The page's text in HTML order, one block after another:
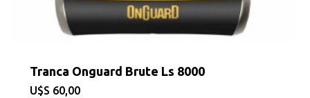
Tranca Onguard Brute Ls 8000
$ 60,00